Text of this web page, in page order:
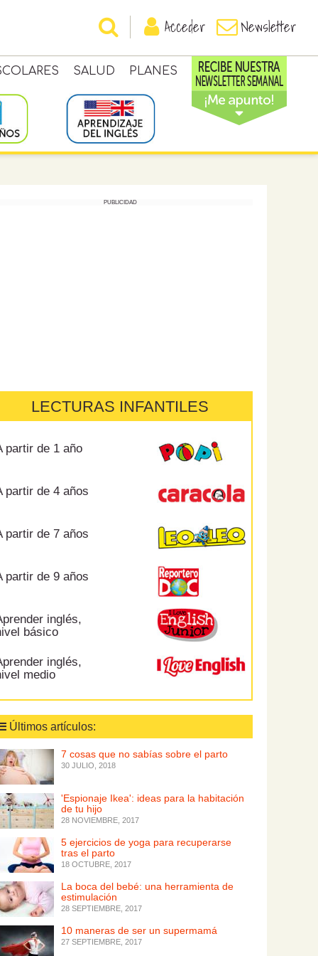
Acceder Newsletter
SALUD PLANES
PUBLICIDAD
LECTURAS INFANTILES
partir de 1 año
partir de 4 años
partir de 7 años
partir de 9 años
inglés,
básico
inglés,
medio
Últimos artículos:
7 cosas que no sabías sobre el parto
30 JULIO, 2018
'Espionaje Ikea': ideas para la habitación
de tu hijo
28 NOVIEMBRE, 2017
5 ejercicios de yoga para recuperarse
tras el parto
18 OCTUBRE, 2017
La boca del bebé: una herramienta de
estimulación
28 SEPTIEMBRE, 2017
10 maneras de ser un supermamá
27 SEPTIEMBRE, 2017